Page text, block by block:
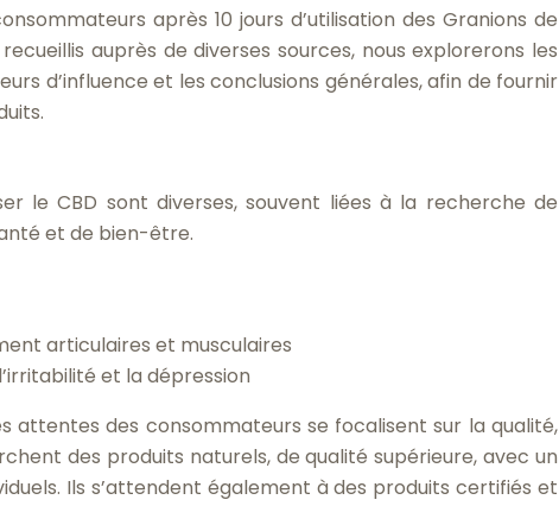
après 10 jours d’utilisation des Granions de
auprès de diverses sources, nous explorerons les
d’influence et les conclusions générales, afin de fournir
le CBD sont diverses, souvent liées à la recherche de
et de bien-être.
articulaires et musculaires
et la dépression
attentes des consommateurs se focalisent sur la qualité,
des produits naturels, de qualité supérieure, avec un
Ils s’attendent également à des produits certifiés et